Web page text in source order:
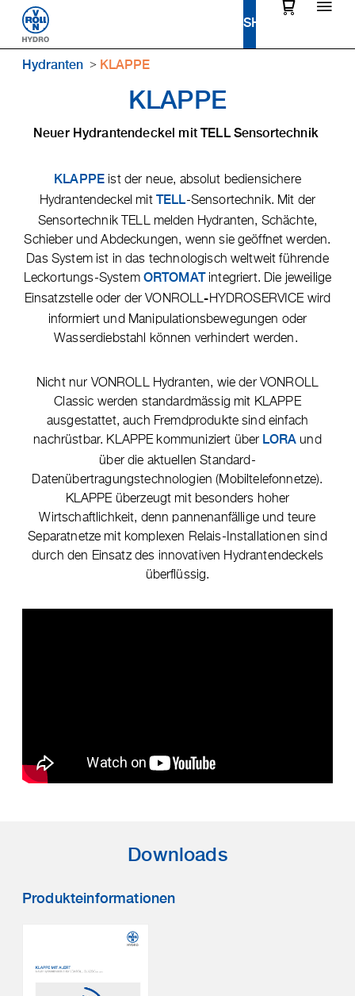
Hydranten KLAPPE
KLAPPE
Neuer Hydrantendeckel mit TELL Sensortechnik
KLAPPE ist der neue, absolut bediensichere
Hydrantendeckel mit
TELL-Sensortechnik. Mit der
Sensortechnik TELL melden Hydranten, Schächte,
Schieber und Abdeckungen, wenn sie geöffnet werden.
Das System ist in das technologisch weltweit führende
Leckortungs-System ORTOMAT
integriert. Die jeweilige
Einsatzstelle oder der VONROLL-HYDROSERVICE wird
informiert und Manipulationsbewegungen oder
Wasserdiebstahl können verhindert werden.
Nicht nur VONROLL Hydranten, wie der VONROLL
Classic werden standardmässig mit KLAPPE
ausgestattet, auch Fremdprodukte sind einfach
nachrüstbar. KLAPPE kommuniziert über LORA und
über die aktuellen Standard-
Datenübertragungstechnologien (Mobiltelefonnetze).
KLAPPE überzeugt mit besonders hoher
Wirtschaftlichkeit, denn pannenanfällige und teure
Separatnetze mit komplexen Relais-Installationen sind
durch den Einsatz des innovativen Hydrantendeckels
überflüssig.
Downloads
Produkteinformationen